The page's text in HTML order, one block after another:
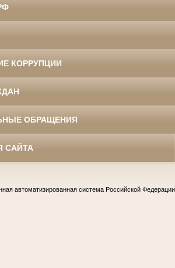
КОРРУПЦИИ
ОБРАЩЕНИЯ
САЙТА
автоматизированная система Российской